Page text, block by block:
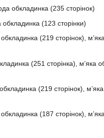
обкладинка (235 сторінок)
(123 сторінки)
(219 сторінок),
(251 сторінка), м’яка
(219 сторінок),
(187 сторінок),